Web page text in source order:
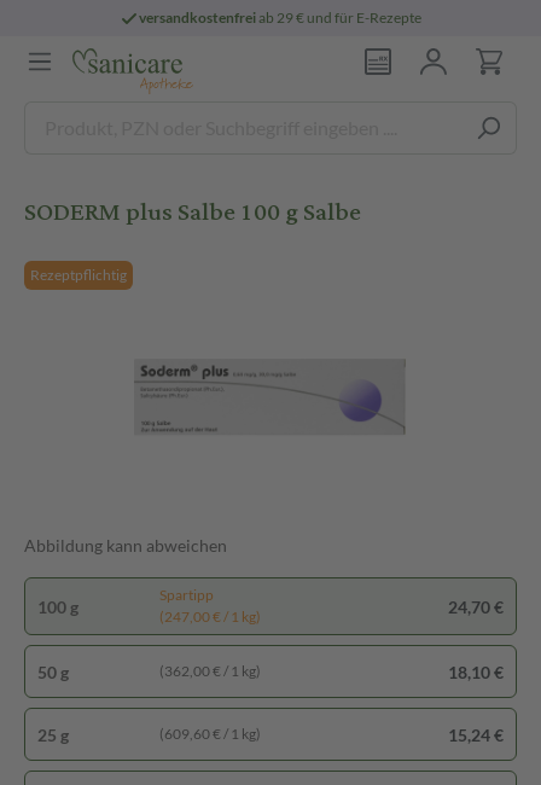
versandkostenfreiab 29 € und für E-Rezepte
SODERM plus Salbe 100 g Salbe
Rezeptpflichtig
Abbildung kann abweichen
100 g
Spartipp
(247,00 € / 1 kg)
24,70 €
50 g (362,00 € / 1 kg) 18,10 €
25 g (609,60 € / 1 kg) 15,24 €